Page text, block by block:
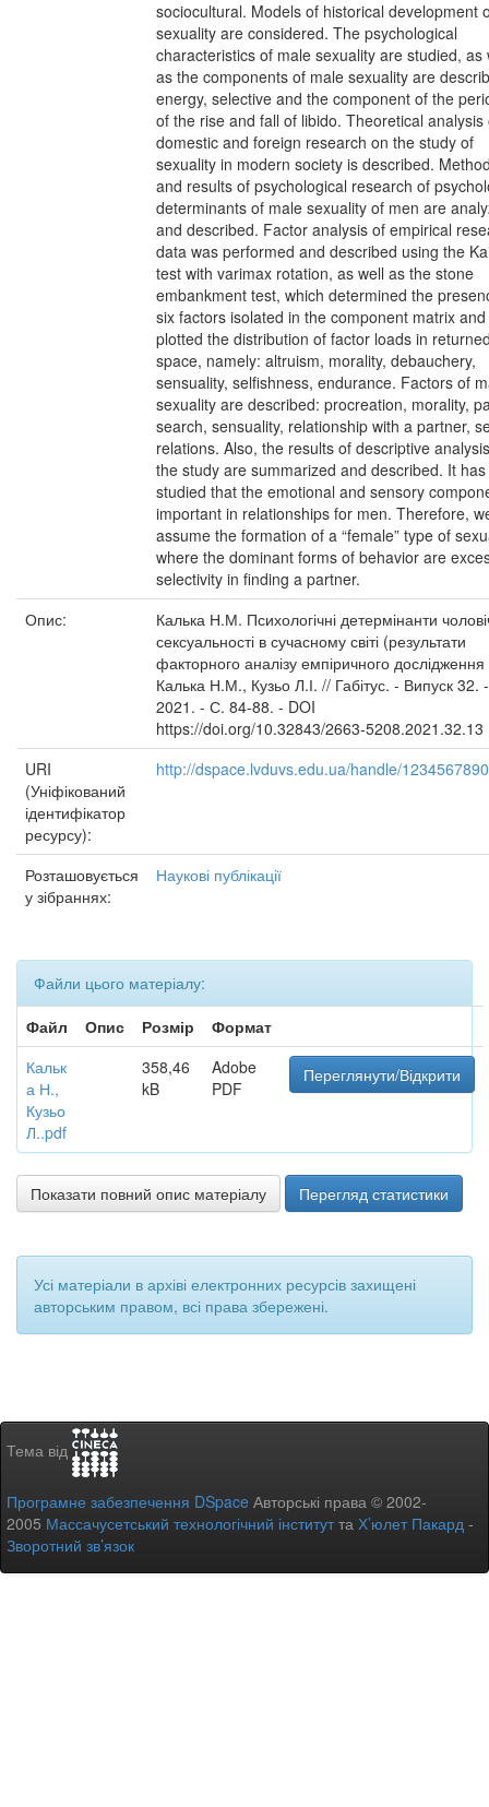
sociocultural. Models of historical development
sexuality are considered. The psychological
characteristics of male sexuality are studied, as
as the components of male sexuality are
energy, selective and the component of the
of the rise and fall of libido. Theoretical analysis
domestic and foreign research on the study of
sexuality in modern society is described.
and results of psychological research of
determinants of male sexuality of men are
and described. Factor analysis of empirical
data was performed and described using the
test with varimax rotation, as well as the stone
embankment test, which determined the
six factors isolated in the component matrix and
plotted the distribution of factor loads in
space, namely: altruism, morality, debauchery,
sensuality, selfishness, endurance. Factors of
sexuality are described: procreation, morality,
search, sensuality, relationship with a partner,
relations. Also, the results of descriptive
the study are summarized and described. It
studied that the emotional and sensory
important in relationships for men. Therefore,
assume the formation of a “female” type of
where the dominant forms of behavior are
selectivity in finding a partner.
Опис:
Калька Н.М. Психологічні детермінанти
сексуальності в сучасному світі (результати
факторного аналізу емпіричного дослідження
Калька Н.М., Кузьо Л.І. // Габітус. - Випуск 32. -
2021. - С. 84-88. - DOI
https://doi.org/10.32843/2663-5208.2021.32.13
URI
(Уніфікований
ідентифікатор
ресурсу):
http://dspace.lvduvs.edu.ua/handle/
Розташовується
у зібраннях:
Наукові публікації
Файли цього матеріалу:
Файл
Опис Розмір
Формат
Кальк
а Н.,
Кузьо
Л..pdf
358,46
kB
Adobe
PDF
Переглянути/Відкрити
Показати повний опис матеріалу Перегляд статистики
Усі матеріали в архіві електронних ресурсів захищені
авторським правом, всі права збережені.
Тема від
Програмне забезпечення DSpace Авторські права © 2002-
2005 Массачусетський технологічний інститутта Х’юлет Пакард -
Зворотний зв’язок